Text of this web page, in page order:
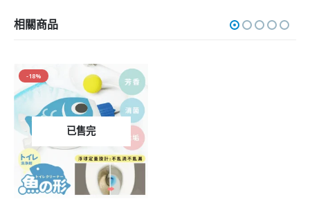
相關商品
-18%
已售完